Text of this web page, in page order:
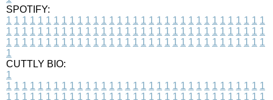
SPOTIFY:
1 1 1 1 1 1 1 1 1 1 1 1 1 1 1 1 1 1 1 1 1 1 1 1 1 1 1 1 1 1 1 1 1
1 1 1 1 1 1 1 1 1 1 1 1 1 1 1 1 1 1 1 1 1 1 1 1 1 1 1 1 1 1 1 1 1
1 1 1 1 1 1 1 1 1 1 1 1 1 1 1 1 1 1 1 1 1 1 1 1 1 1 1 1 1 1 1 1 1
1
CUTTLY BIO:
1
1 1 1 1 1 1 1 1 1 1 1 1 1 1 1 1 1 1 1 1 1 1 1 1 1 1 1 1 1 1 1 1 1
1 1 1 1 1 1 1 1 1 1 1 1 1 1 1 1 1 1 1 1 1 1 1 1 1 1 1 1 1 1 1 1 1